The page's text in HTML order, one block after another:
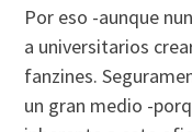
Por eso -aunque
a universitarios
fanzines.
un gran medio -